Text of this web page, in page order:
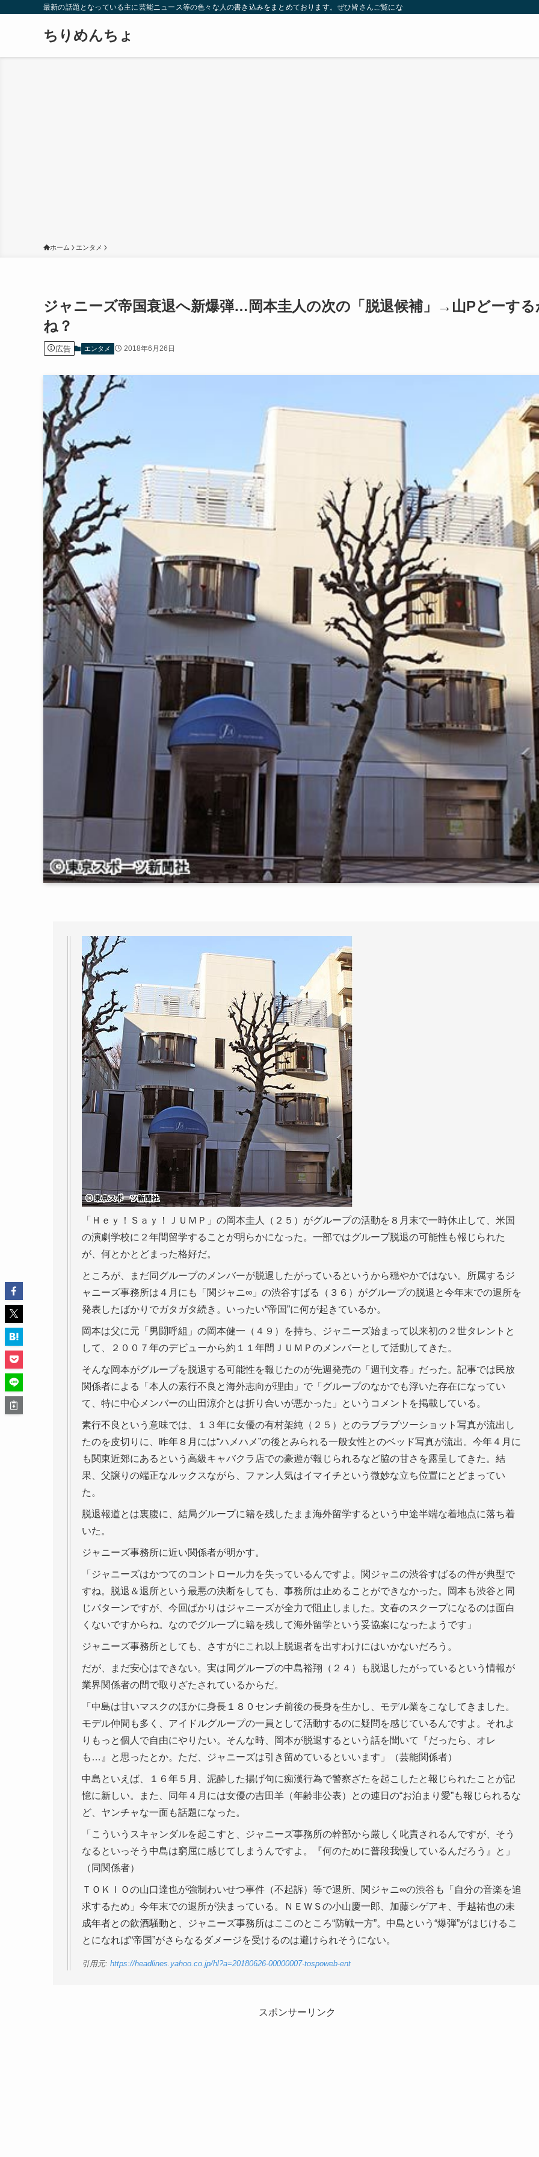
最新の話題となっている主に芸能ニュース等の色々な人の書き込みをまとめております。ぜひ皆さんご覧になっていってください。
ちりめんちょ
ホーム エンタメ
ジャニーズ帝国衰退へ新爆弾…岡本圭人の次の「脱退候補」→山Pどーする
ね？
広告 エンタメ 2018年6月26日
「Ｈｅｙ！Ｓａｙ！ＪＵＭＰ」の岡本圭人（２５）がグループの活動を８月末で一時休止して、米国
の演劇学校に２年間留学することが明らかになった。一部ではグループ脱退の可能性も報じられた
が、何とかとどまった格好だ。
ところが、まだ同グループのメンバーが脱退したがっているというから穏やかではない。所属するジ
ャニーズ事務所は４月にも「関ジャニ∞」の渋谷すばる（３６）がグループの脱退と今年末での退所を
発表したばかりでガタガタ続き。いったい“帝国”に何が起きているか。
岡本は父に元「男闘呼組」の岡本健一（４９）を持ち、ジャニーズ始まって以来初の２世タレントと
して、２００７年のデビューから約１１年間ＪＵＭＰのメンバーとして活動してきた。
そんな岡本がグループを脱退する可能性を報じたのが先週発売の「週刊文春」だった。記事では民放
関係者による「本人の素行不良と海外志向が理由」で「グループのなかでも浮いた存在になってい
て、特に中心メンバーの山田涼介とは折り合いが悪かった」というコメントを掲載している。
素行不良という意味では、１３年に女優の有村架純（２５）とのラブラブツーショット写真が流出し
たのを皮切りに、昨年８月には“ハメハメ”の後とみられる一般女性とのベッド写真が流出。今年４月に
も関東近郊にあるという高級キャバクラ店での豪遊が報じられるなど脇の甘さを露呈してきた。結
果、父譲りの端正なルックスながら、ファン人気はイマイチという微妙な立ち位置にとどまってい
た。
脱退報道とは裏腹に、結局グループに籍を残したまま海外留学するという中途半端な着地点に落ち着
いた。
ジャニーズ事務所に近い関係者が明かす。
「ジャニーズはかつてのコントロール力を失っているんですよ。関ジャニの渋谷すばるの件が典型で
すね。脱退＆退所という最悪の決断をしても、事務所は止めることができなかった。岡本も渋谷と同
じパターンですが、今回ばかりはジャニーズが全力で阻止しました。文春のスクープになるのは面白
くないですからね。なのでグループに籍を残して海外留学という妥協案になったようです」
ジャニーズ事務所としても、さすがにこれ以上脱退者を出すわけにはいかないだろう。
だが、まだ安心はできない。実は同グループの中島裕翔（２４）も脱退したがっているという情報が
業界関係者の間で取りざたされているからだ。
「中島は甘いマスクのほかに身長１８０センチ前後の長身を生かし、モデル業をこなしてきました。
モデル仲間も多く、アイドルグループの一員として活動するのに疑問を感じているんですよ。それよ
りもっと個人で自由にやりたい。そんな時、岡本が脱退するという話を聞いて『だったら、オレ
も…』と思ったとか。ただ、ジャニーズは引き留めているといいます」（芸能関係者）
中島といえば、１６年５月、泥酔した揚げ句に痴漢行為で警察ざたを起こしたと報じられたことが記
憶に新しい。また、同年４月には女優の吉田羊（年齢非公表）との連日の“お泊まり愛”も報じられるな
ど、ヤンチャな一面も話題になった。
「こういうスキャンダルを起こすと、ジャニーズ事務所の幹部から厳しく叱責されるんですが、そう
なるといっそう中島は窮屈に感じてしまうんですよ。『何のために普段我慢しているんだろう』と」
（同関係者）
ＴＯＫＩＯの山口達也が強制わいせつ事件（不起訴）等で退所、関ジャニ∞の渋谷も「自分の音楽を追
求するため」今年末での退所が決まっている。ＮＥＷＳの小山慶一郎、加藤シゲアキ、手越祐也の未
成年者との飲酒騒動と、ジャニーズ事務所はここのところ“防戦一方”。中島という“爆弾”がはじけるこ
とになれば“帝国”がさらなるダメージを受けるのは避けられそうにない。
引用元: https://headlines.yahoo.co.jp/hl?a=20180626-00000007-tospoweb-ent
スポンサーリンク